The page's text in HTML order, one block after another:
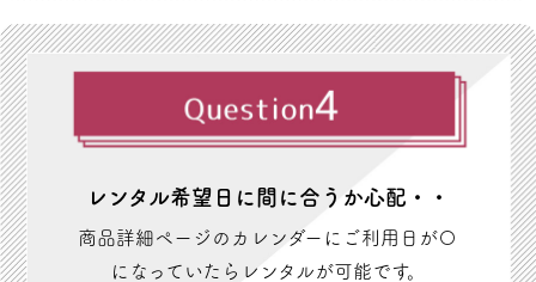
レンタル希望日に間に合うか心配・・
商品詳細ページのカレンダーにご利用日が〇
になっていたらレンタルが可能です。